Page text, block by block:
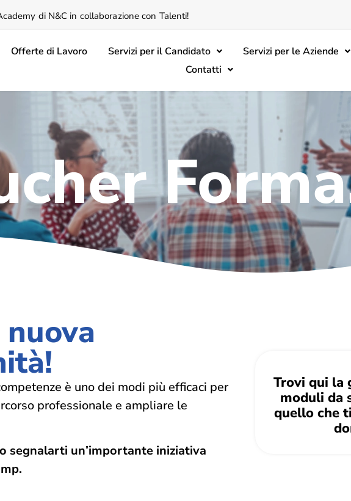
di N&C in collaborazione con Talenti!
Offerte di Lavoro Servizi per il Candidato Servizi per le Aziende
Contatti
è uno dei modi più efficaci per
professionale e ampliare le
segnalarti un’importante iniziativa
Trovi qui la
moduli da
quello che